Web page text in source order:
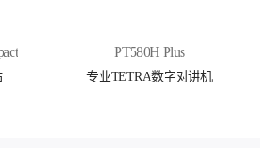
PT580H Plus
专业TETRA数字对讲机